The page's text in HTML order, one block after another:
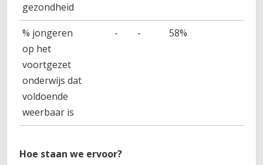
gezondheid
% jongeren
op het
voortgezet
onderwijs dat
voldoende
weerbaar is
- - 58%
Hoe staan we ervoor?